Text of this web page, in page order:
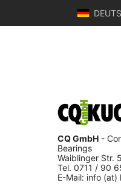
CQ GmbH -
Bearings
Waiblinger Str.
Tel. 0711 / 90
E-Mail: info